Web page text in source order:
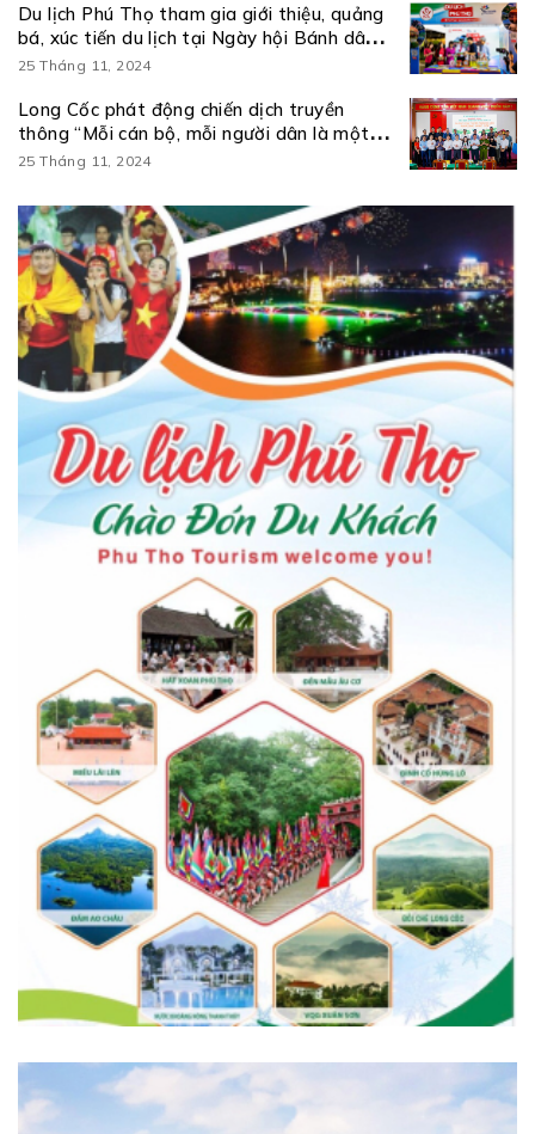
Du lịch Phú Thọ tham gia giới thiệu, quảng
bá, xúc tiến du lịch tại Ngày hội Bánh dân
gian Nam Bộ – An Giang
25 Tháng 11, 2024
Long Cốc phát động chiến dịch truyền
thông “Mỗi cán bộ, mỗi người dân là một
đại sứ du lịch” và ra mắt kênh truyền thông
25 Tháng 11, 2024